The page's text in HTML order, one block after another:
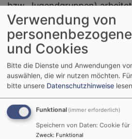
bzw. Jugendgruppen)
Dekanate Lupembe und
zusammen.
Partnerschaftsarbeit ist stark
an einem neuen Verständnis.
Für uns beinhaltete
Themen globales Leben –
– globales Lernen
An unserer
Verwendung von
und Cookies
Bitte die Dienste und Anwendungen
auswählen, die wir nutzen möchten.
bitte unsere Datenschutzhinweise
Funktional (immer erforderlich)
Speichern von Daten: Cookie
Zweck: Funktional